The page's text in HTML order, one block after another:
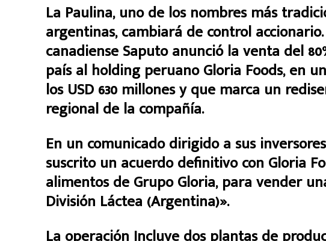
La Paulina, uno de los nombres más
argentinas, cambiará de control
canadiense Saputo anunció la venta del
país al holding peruano Gloria Foods, en
los USD 630 millones y que marca un
regional de la compañía.
En un comunicado dirigido a sus
suscrito un acuerdo definitivo con Gloria
alimentos de Grupo Gloria, para vender
División Láctea (Argentina)».